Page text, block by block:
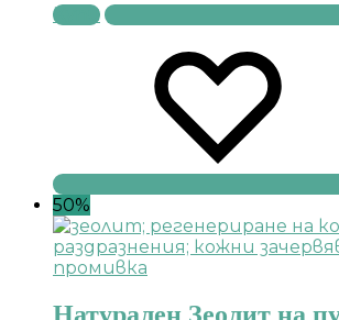
Купи
50%